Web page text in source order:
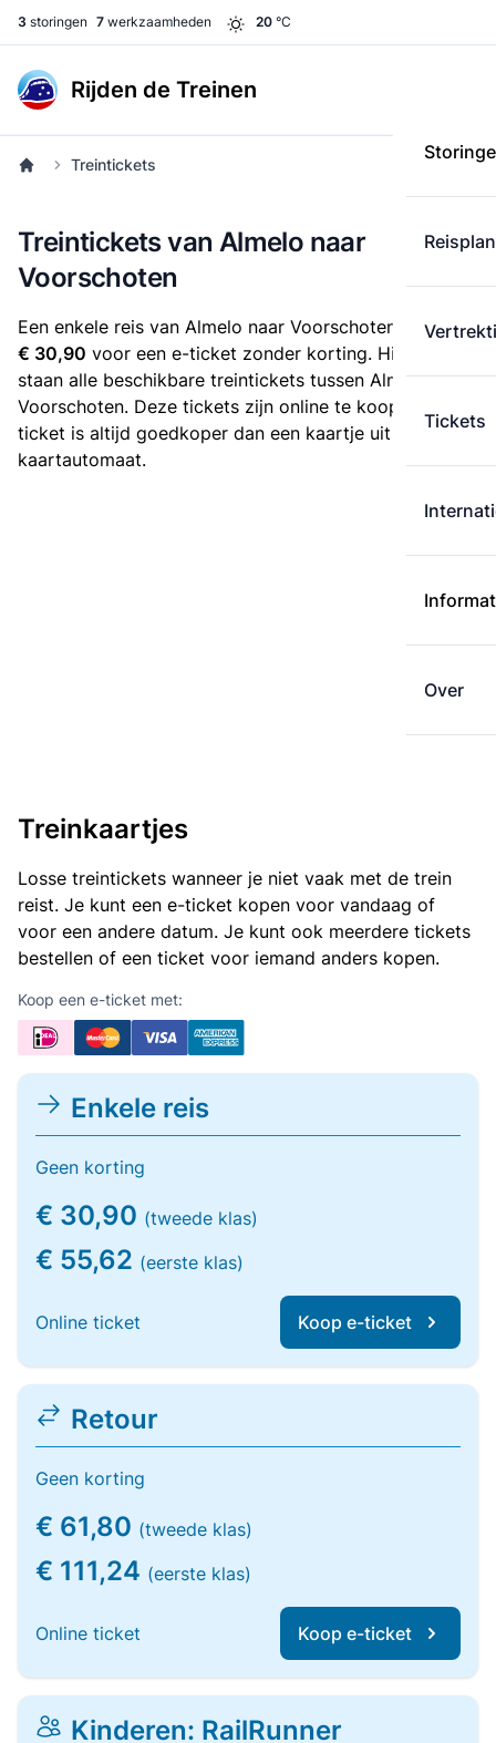
3 storingen 7 werkzaamheden 20 °C
Rijden de Treinen
Tickets
Over
Treintickets
Treintickets van Almelo naar
Voorschoten
Een enkele reis van Almelo naar Voorschoten kost
€ 30,90 voor een e-ticket zonder korting. Hieronder
staan alle beschikbare treintickets tussen Almelo en
Voorschoten. Deze tickets zijn online te koop. Een e-
ticket is altijd goedkoper dan een kaartje uit de
kaartautomaat.
Treinkaartjes
Losse treintickets wanneer je niet vaak met de trein
reist. Je kunt een e-ticket kopen voor vandaag of
voor een andere datum. Je kunt ook meerdere tickets
bestellen of een ticket voor iemand anders kopen.
Koop een e-ticket met:
Enkele reis
Geen korting
€ 30,90 (tweede klas)
€ 55,62 (eerste klas)
Online ticket Koop e-ticket
Retour
Geen korting
€ 61,80 (tweede klas)
€ 111,24 (eerste klas)
Online ticket Koop e-ticket
Kinderen: RailRunner